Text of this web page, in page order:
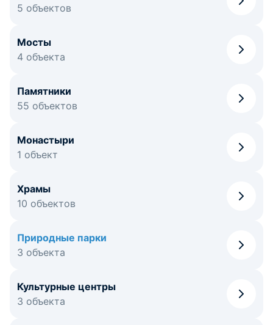
5 объектов
Мосты
4 объекта
Памятники
55 объектов
Монастыри
1 объект
Храмы
10 объектов
Природные парки
3 объекта
Культурные центры
3 объекта